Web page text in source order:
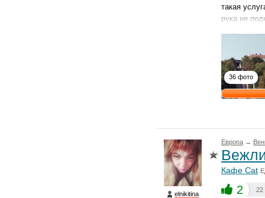
такая
рука не
36 фото
elnikitina
Европа →
Кафе Cat
2 22